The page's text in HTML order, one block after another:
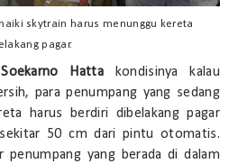
skytrain harus menunggu kereta
pagar.
Hatta
kondisinya kalau
para penumpang yang sedang
harus berdiri dibelakang pagar
50 cm dari pintu otomatis.
penumpang yang berada di dalam